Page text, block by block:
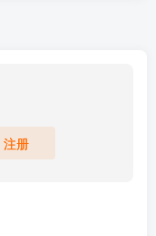
注册